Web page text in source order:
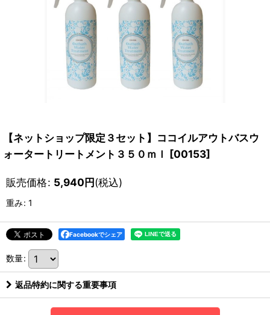
【ネットショップ限定３セット】ココイルアウトバスウ
ォータートリートメント３５０ｍｌ
[00153]
販売価格: 5,940円(税込)
重み: 1
Facebookでシェア
数量:
返品特約に関する重要事項